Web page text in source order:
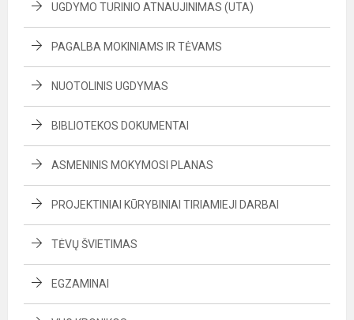
UGDYMO TURINIO ATNAUJINIMAS (UTA)
PAGALBA MOKINIAMS IR TĖVAMS
NUOTOLINIS UGDYMAS
BIBLIOTEKOS DOKUMENTAI
ASMENINIS MOKYMOSI PLANAS
PROJEKTINIAI KŪRYBINIAI TIRIAMIEJI DARBAI
TĖVŲ ŠVIETIMAS
EGZAMINAI